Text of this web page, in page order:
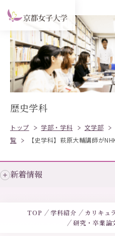
歴史学科
トップ 学部・学科 文学部
覧
【史学科】萩原大輔講師が
新着情報
TOP 学科紹介 カリキュ
研究・卒業論